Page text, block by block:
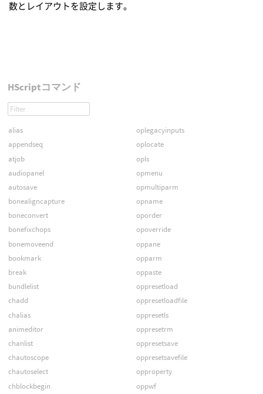
数とレイアウトを設定します。
HScriptコマンド
alias
appendseq
atjob
audiopanel
autosave
bonealigncapture
boneconvert
bonefixchops
bonemoveend
bookmark
break
bundlelist
chadd
chalias
animeditor
chanlist
chautoscope
chautoselect
chblockbegin
oplegacyinputs
oplocate
opls
opmenu
opmultiparm
opname
oporder
opoverride
oppane
opparm
oppaste
oppresetload
oppresetloadfile
oppresetls
oppresetrm
oppresetsave
oppresetsavefile
opproperty
oppwf